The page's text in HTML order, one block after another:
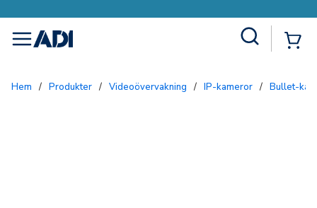
menu
Hem / Produkter / Videoövervakning / IP-kameror / Bullet-